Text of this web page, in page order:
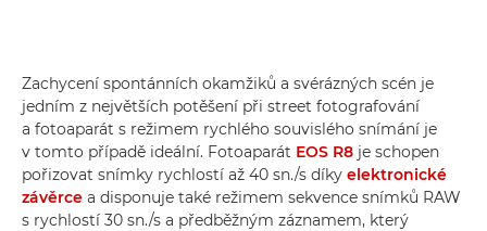
Zachycení spontánních okamžiků a svérázných scén je
jedním z největších potěšení při street fotografování
a fotoaparát s režimem rychlého souvislého snímání je
v tomto případě ideální. Fotoaparát EOS R8 je schopen
pořizovat snímky rychlostí až 40 sn./s díky elektronické
závěrce a disponuje také režimem sekvence snímků RAW
s rychlostí 30 sn./s a předběžným záznamem, který